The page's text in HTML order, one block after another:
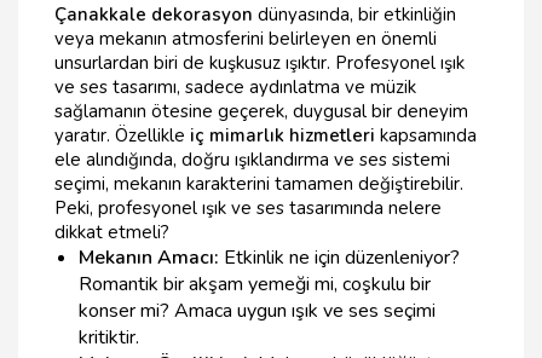
Çanakkale dekorasyon dünyasında, bir etkinliğin
veya mekanın atmosferini belirleyen en önemli
unsurlardan biri de kuşkusuz ışıktır. Profesyonel ışık
ve ses tasarımı, sadece aydınlatma ve müzik
sağlamanın ötesine geçerek, duygusal bir deneyim
yaratır. Özellikle iç mimarlık hizmetleri kapsamında
ele alındığında, doğru ışıklandırma ve ses sistemi
seçimi, mekanın karakterini tamamen değiştirebilir.
Peki, profesyonel ışık ve ses tasarımında nelere
dikkat etmeli?
Mekanın Amacı: Etkinlik ne için düzenleniyor?
Romantik bir akşam yemeği mi, coşkulu bir
konser mi? Amaca uygun ışık ve ses seçimi
kritiktir.